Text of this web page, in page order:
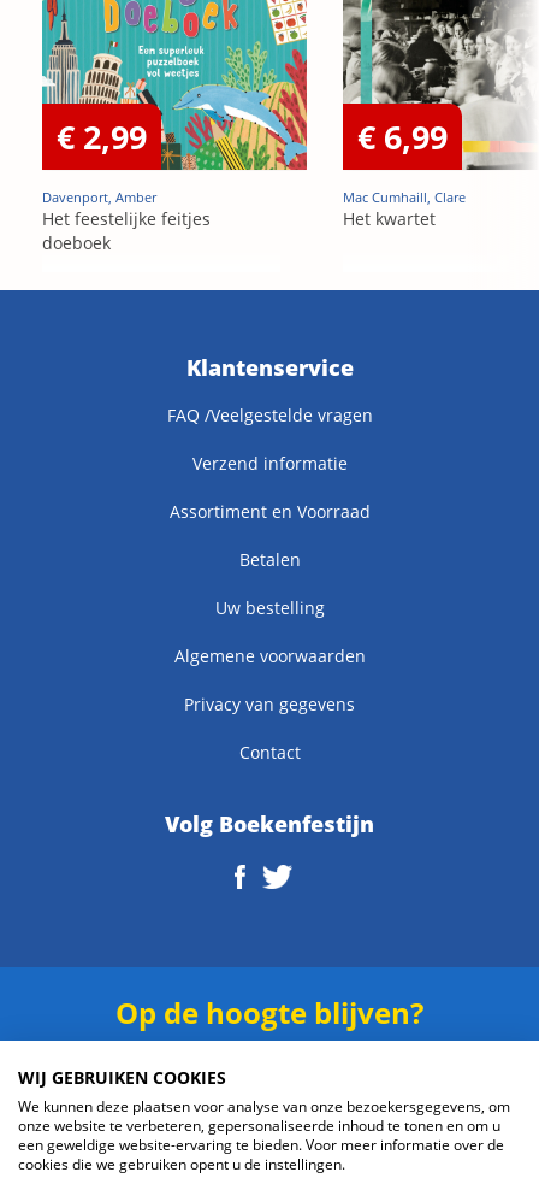
€ 2,99
Davenport, Amber
Het feestelijke feitjes
doeboek
€ 6,99
Mac Cumhaill, Clare
Het kwartet
Klantenservice
FAQ /Veelgestelde vragen
Verzend informatie
Assortiment en Voorraad
Betalen
Uw bestelling
Algemene voorwaarden
Privacy van gegevens
Contact
Volg Boekenfestijn
Op de hoogte blijven?
WIJ GEBRUIKEN COOKIES
We kunnen deze plaatsen voor analyse van onze bezoekersgegevens, om
onze website te verbeteren, gepersonaliseerde inhoud te tonen en om u
een geweldige website-ervaring te bieden. Voor meer informatie over de
cookies die we gebruiken opent u de instellingen.